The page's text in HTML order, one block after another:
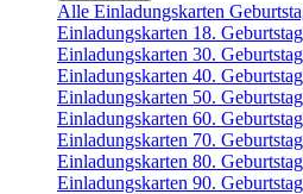
Alle Einladungskarten
Einladungskarten 18. Geburtstag
Einladungskarten 30. Geburtstag
Einladungskarten 40. Geburtstag
Einladungskarten 50. Geburtstag
Einladungskarten 60. Geburtstag
Einladungskarten 70. Geburtstag
Einladungskarten 80. Geburtstag
Einladungskarten 90. Geburtstag